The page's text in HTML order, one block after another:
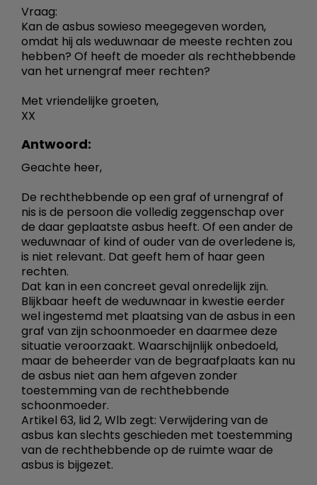
Vraag:
Kan de asbus sowieso meegegeven worden,
omdat hij als weduwnaar de meeste rechten zou
hebben? Of heeft de moeder als rechthebbende
van het urnengraf meer rechten?
Met vriendelijke groeten,
XX
Antwoord:
Geachte heer,
De rechthebbende op een graf of urnengraf of
nis is de persoon die volledig zeggenschap over
de daar geplaatste asbus heeft. Of een ander de
weduwnaar of kind of ouder van de overledene is,
is niet relevant. Dat geeft hem of haar geen
rechten.
Dat kan in een concreet geval onredelijk zijn.
Blijkbaar heeft de weduwnaar in kwestie eerder
wel ingestemd met plaatsing van de asbus in een
graf van zijn schoonmoeder en daarmee deze
situatie veroorzaakt. Waarschijnlijk onbedoeld,
maar de beheerder van de begraafplaats kan nu
de asbus niet aan hem afgeven zonder
toestemming van de rechthebbende
schoonmoeder.
Artikel 63, lid 2, Wlb zegt: Verwijdering van de
asbus kan slechts geschieden met toestemming
van de rechthebbende op de ruimte waar de
asbus is bijgezet.